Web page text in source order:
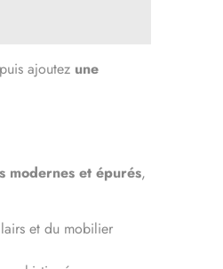
ajoutez une
modernes et épurés,
et du mobilier